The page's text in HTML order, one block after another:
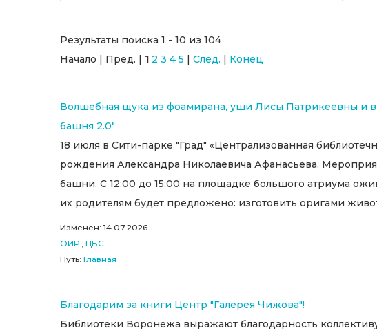
Результаты поиска 1 - 10 из 104
Начало | Пред. | 1 2 3 4 5 | След. | Конец
Волшебная щука из фоамирана, уши Лисы Патрикеевны и
башня 2.0"
18 июля в Сити-парке "Град" «Централизованная
рождения Александра Николаевича Афанасьева.
башни. С 12:00 до 15:00 на площадке большого атриума
их родителям будет предложено: изготовить оригами
Изменен: 14.07.2026
ОИР , ЦБС
Путь: Главная
Благодарим за книги Центр "Галерея Чижова"!
Библиотеки Воронежа выражают благодарность